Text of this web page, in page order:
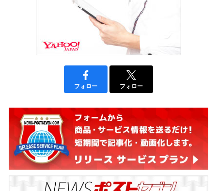
フォロー フォロー